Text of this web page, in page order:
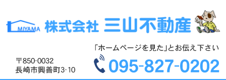
テ
テ